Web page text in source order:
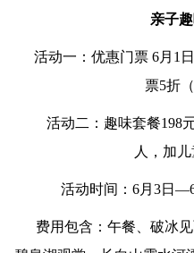
亲子
活动一：优惠门票 6月1
票5折
活动二：趣味套餐198
人，加儿
活动时间：6月3日
费用包含：午餐、破冰